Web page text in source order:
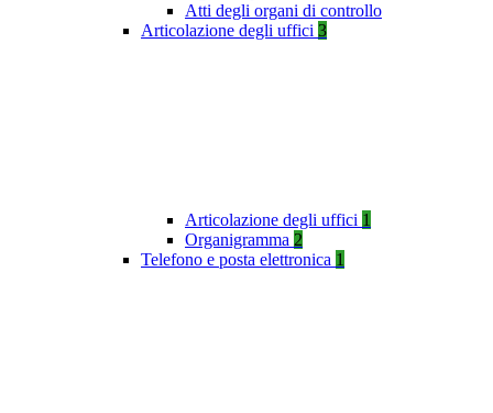
Atti degli organi di controllo
Articolazione degli uffici 3
Articolazione degli uffici 1
Organigramma 2
Telefono e posta elettronica 1